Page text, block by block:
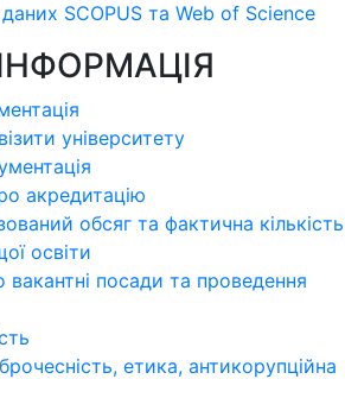
SCOPUS та Web of Science
університету
акредитацію
обсяг та фактична кількість
освіти
вакантні посади та проведення
етика, антикорупційна